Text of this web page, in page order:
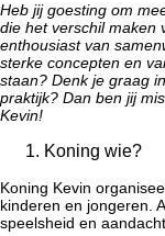
Heb jij goesting om
die het verschil maken
enthousiast van
sterke concepten en
staan? Denk je graag
praktijk? Dan ben jij
Kevin!
Koning wie?
Koning Kevin
kinderen en jongeren.
speelsheid en